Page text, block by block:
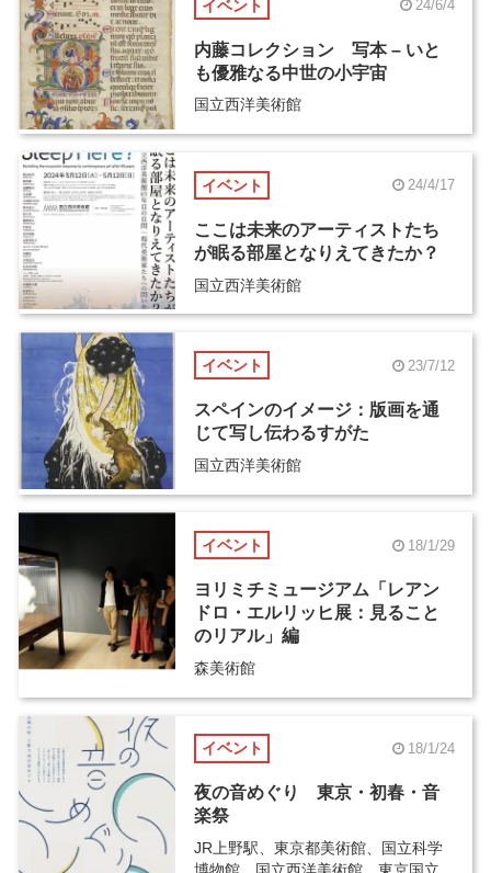
イベント 24/6/4
内藤コレクション 写本 – いと
も優雅なる中世の小宇宙
国立西洋美術館
イベント 24/4/17
ここは未来のアーティストたち
が眠る部屋となりえてきたか？
国立西洋美術館
イベント 23/7/12
スペインのイメージ：版画を通
じて写し伝わるすがた
国立西洋美術館
イベント 18/1/29
ヨリミチミュージアム「レアン
ドロ・エルリッヒ展：見ること
のリアル」編
森美術館
イベント 18/1/24
夜の音めぐり 東京・初春・音
楽祭
JR上野駅、東京都美術館、国立科学